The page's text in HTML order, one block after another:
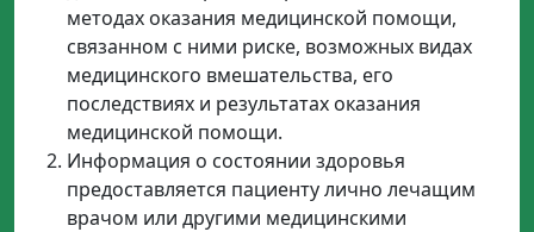
методах оказания медицинской помощи,
связанном с ними риске, возможных видах
медицинского вмешательства, его
последствиях и результатах оказания
медицинской помощи.
Информация о состоянии здоровья
предоставляется пациенту лично лечащим
врачом или другими медицинскими